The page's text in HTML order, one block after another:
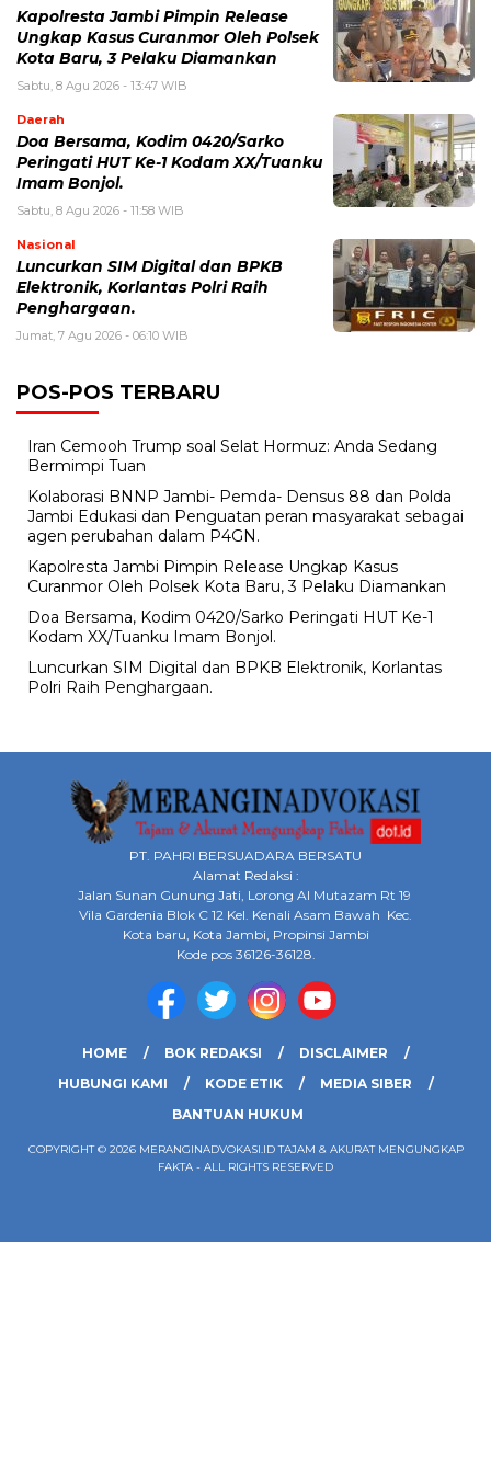
Kapolresta Jambi Pimpin Release
Ungkap Kasus Curanmor Oleh Polsek
Kota Baru, 3 Pelaku Diamankan
Sabtu, 8 Agu 2026 - 13:47 WIB
Daerah
Doa Bersama, Kodim 0420/Sarko
Peringati HUT Ke-1 Kodam XX/Tuanku
Imam Bonjol.
Sabtu, 8 Agu 2026 - 11:58 WIB
Nasional
Luncurkan SIM Digital dan BPKB
Elektronik, Korlantas Polri Raih
Penghargaan.
Jumat, 7 Agu 2026 - 06:10 WIB
POS-POS TERBARU
Iran Cemooh Trump soal Selat Hormuz: Anda Sedang
Bermimpi Tuan
Kolaborasi BNNP Jambi- Pemda- Densus 88 dan Polda
Jambi Edukasi dan Penguatan peran masyarakat sebagai
agen perubahan dalam P4GN.
Kapolresta Jambi Pimpin Release Ungkap Kasus
Curanmor Oleh Polsek Kota Baru, 3 Pelaku Diamankan
Doa Bersama, Kodim 0420/Sarko Peringati HUT Ke-1
Kodam XX/Tuanku Imam Bonjol.
Luncurkan SIM Digital dan BPKB Elektronik, Korlantas
Polri Raih Penghargaan.
PT. PAHRI BERSUADARA BERSATU
Alamat Redaksi :
Jalan Sunan Gunung Jati, Lorong Al Mutazam Rt 19
Vila Gardenia Blok C 12 Kel. Kenali Asam Bawah Kec.
Kota baru, Kota Jambi, Propinsi Jambi
Kode pos 36126-36128.
HOME BOK REDAKSI
DISCLAIMER
HUBUNGI KAMI
KODE ETIK
MEDIA SIBER
BANTUAN HUKUM
COPYRIGHT © 2026 MERANGINADVOKASI.ID TAJAM & AKURAT MENGUNGKAP
FAKTA - ALL RIGHTS RESERVED